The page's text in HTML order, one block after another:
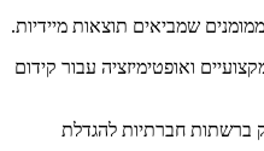
שמביאים תוצאות מיידיות.
ואופטימיזציה עבור קידום
ברשתות חברתיות להגדלת